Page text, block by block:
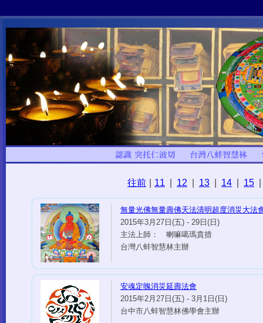
往前 11 12 13 14 15
無量光佛無量壽佛天法清明超度消災大法
2015年3月27日(五) - 29日(日)
主法上師： 喇嘛噶瑪賁措
台灣八蚌智慧林主辦
安魂定魄消災延壽法會
2015年2月27日(五) - 3月1日(日)
台中市八蚌智慧林佛學會主辦